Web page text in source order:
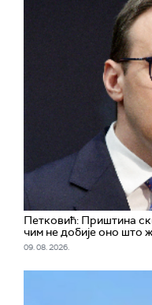
Петковић: Приштина
чим не добије оно што
09. 08. 2026.